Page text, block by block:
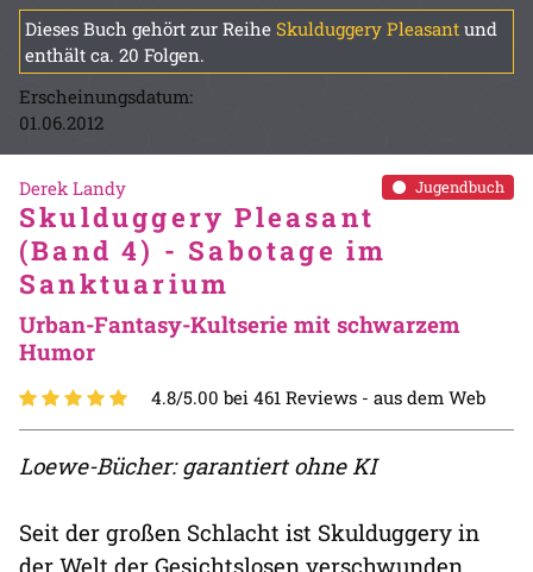
Dieses Buch gehört zur Reihe Skulduggery Pleasant und
enthält ca. 20 Folgen.
Erscheinungsdatum:
01.06.2012
Jugendbuch
Derek Landy
Skulduggery Pleasant
(Band 4) - Sabotage im
Sanktuarium
Urban-Fantasy-Kultserie mit schwarzem
Humor
4.8/5.00 bei 461 Reviews - aus dem Web
Loewe-Bücher: garantiert ohne KI
Seit der großen Schlacht ist Skulduggery in
der Welt der Gesichtslosen verschwunden.